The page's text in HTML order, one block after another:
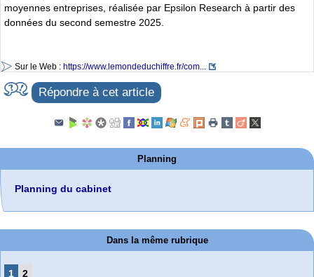
moyennes entreprises, réalisée par Epsilon Research à partir des
données du second semestre 2025.
Sur le Web : https://www.lemondeduchiffre.fr/com...
Répondre à cet article
Planning
Planning du cabinet
Dans la même rubrique
1 2